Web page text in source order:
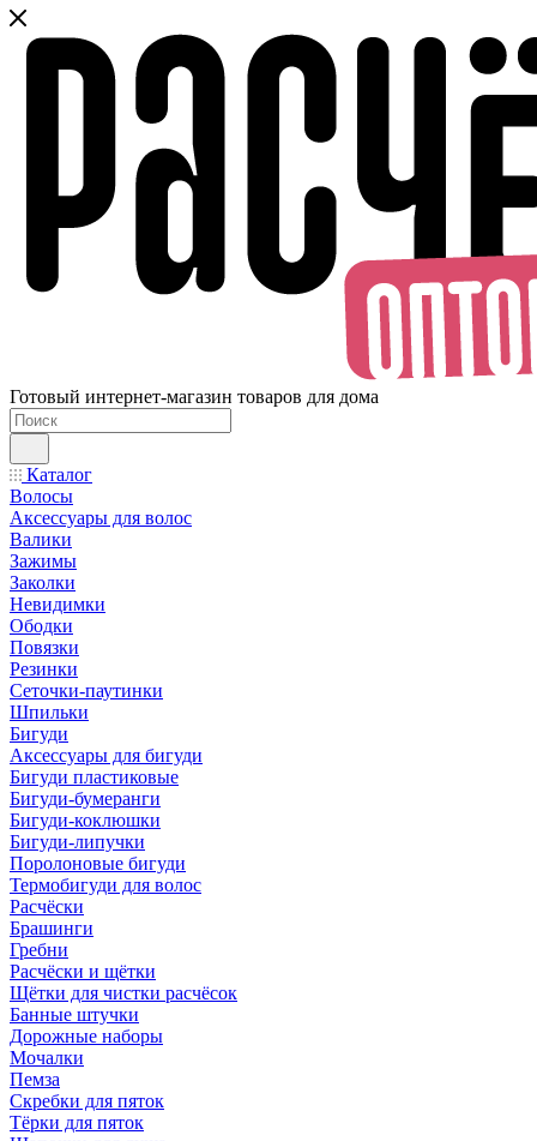
Готовый интернет-магазин товаров для дома
Каталог
Волосы
Аксессуары для волос
Валики
Зажимы
Заколки
Невидимки
Ободки
Повязки
Резинки
Сеточки-паутинки
Шпильки
Бигуди
Аксессуары для бигуди
Бигуди пластиковые
Бигуди-бумеранги
Бигуди-коклюшки
Бигуди-липучки
Поролоновые бигуди
Термобигуди для волос
Расчёски
Брашинги
Гребни
Расчёски и щётки
Щётки для чистки расчёсок
Банные штучки
Дорожные наборы
Мочалки
Пемза
Скребки для пяток
Тёрки для пяток